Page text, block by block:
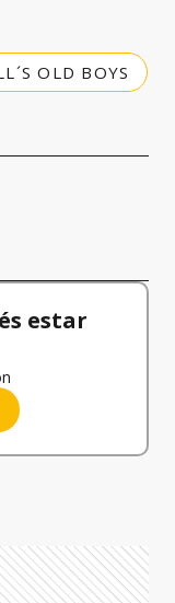
OLD BOYS
estar